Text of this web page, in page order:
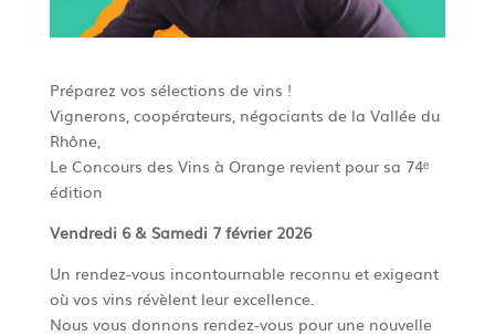
Préparez vos sélections de vins !
Vignerons, coopérateurs, négociants de la Vallée du
Rhône,
Le Concours des Vins à Orange revient pour sa 74ᵉ
édition
Vendredi 6 & Samedi 7 février 2026
Un rendez-vous incontournable reconnu et exigeant
où vos vins révèlent leur excellence.
Nous vous donnons rendez-vous pour une nouvelle